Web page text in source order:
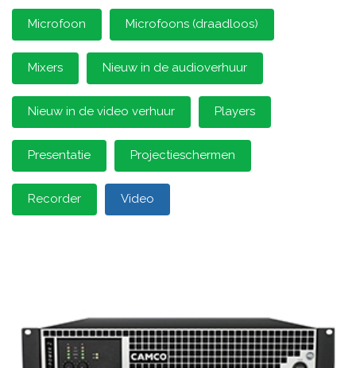
Microfoon Microfoons (draadloos)
Mixers Nieuw in de audioverhuur
Nieuw in de video verhuur Players
Presentatie Projectieschermen
Recorder Video